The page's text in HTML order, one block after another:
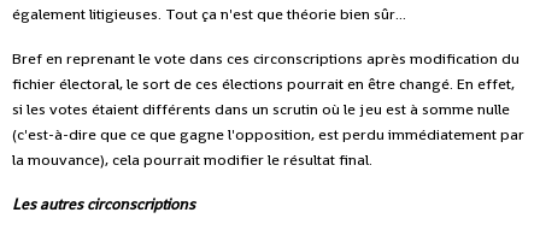
également litigieuses. Tout ça n'est que théorie bien sûr...
Bref en reprenant le vote dans ces circonscriptions après modification du
fichier électoral, le sort de ces élections pourrait en être changé. En effet,
si les votes étaient différents dans un scrutin où le jeu est à somme nulle
(c'est-à-dire que ce que gagne l'opposition, est perdu immédiatement par
la mouvance), cela pourrait modifier le résultat final.
Les autres circonscriptions